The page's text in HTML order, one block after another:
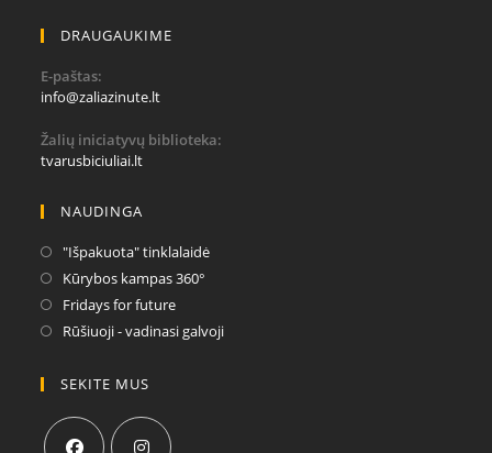
DRAUGAUKIME
E-paštas:
info@zaliazinute.ltOpens
your
Žalių iniciatyvų biblioteka:
tvarusbiciuliai.lt
NAUDINGA
"Išpakuota" tinklalaidėOpens
new
Kūrybos kampas 360°
a
Fridays for futureOpens
in
Rūšiuoji - vadinasi galvojiOpens
SEKITE MUS